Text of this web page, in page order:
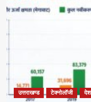
उत्तराखण्ड टेक्नोलॉजी